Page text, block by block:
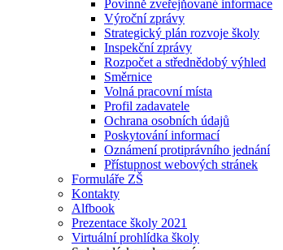
Povinně zveřejňované informace
Výroční zprávy
Strategický plán rozvoje školy
Inspekční zprávy
Rozpočet a střednědobý výhled
Směrnice
Volná pracovní místa
Profil zadavatele
Ochrana osobních údajů
Poskytování informací
Oznámení protiprávního jednání
Přístupnost webových stránek
Formuláře ZŠ
Kontakty
Alfbook
Prezentace školy 2021
Virtuální prohlídka školy